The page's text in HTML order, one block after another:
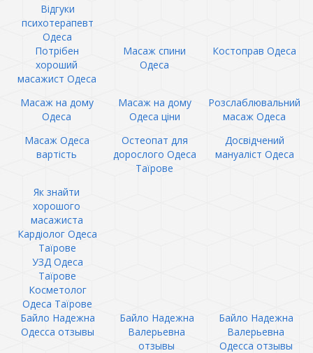
Відгуки
психотерапевт
Одеса
Потрібен
хороший
масажист Одеса
Масаж спини
Одеса
Костоправ Одеса
Масаж на дому
Одеса
Масаж на дому
Одеса ціни
Розслаблювальний
масаж Одеса
Масаж Одеса
вартість
Остеопат для
дорослого Одеса
Таїрове
Досвідчений
мануаліст Одеса
Як знайти
хорошого
масажиста
Кардіолог Одеса
Таїрове
УЗД Одеса
Таїрове
Косметолог
Одеса Таїрове
Байло Надежна
Одесса отзывы
Байло Надежна
Валерьевна
отзывы
Байло Надежна
Валерьевна
Одесса отзывы